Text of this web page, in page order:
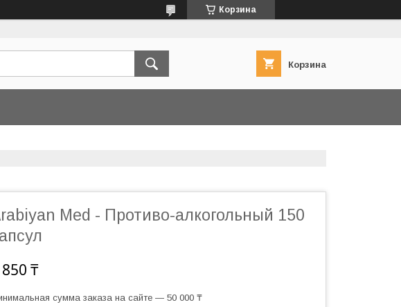
Корзина
Корзина
Med - Противо-алкогольный 150
₸
сумма заказа на сайте — 50 000 ₸